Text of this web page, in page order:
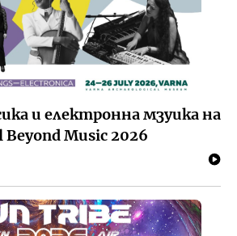
и електронна мзуика на
Beyond Music 2026